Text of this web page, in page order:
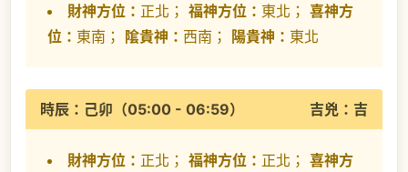
財神方位： 正北； 福神方位： 東北； 喜神方
位： 東南； 隂貴神： 西南； 陽貴神： 東北
時辰：己卯（05:00 - 06:59） 吉兇：吉
財神方位： 正北； 福神方位： 正北； 喜神方